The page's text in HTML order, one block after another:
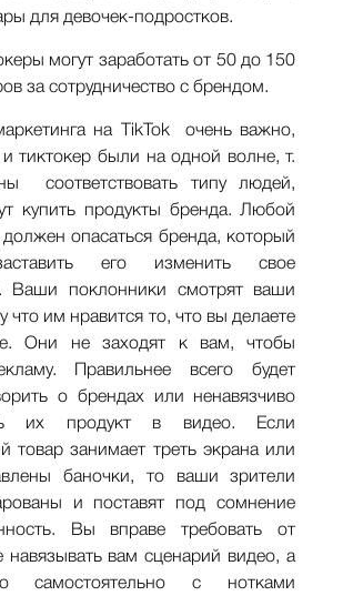
для девочек-подростков.
могут заработать от 50 до 150
за сотрудничество с брендом.
на TikTok очень важно,
тиктокер были на одной волне, т.
соответствовать типу людей,
купить продукты бренда. Любой
опасаться бренда, который
его изменить свое
Ваши поклонники смотрят ваши
что им нравится то, что вы делаете
Они не заходят к вам, чтобы
Правильнее всего будет
о брендах или ненавязчиво
их продукт в видео. Если
товар занимает треть экрана или
баночки, то ваши зрители
и поставят под сомнение
Вы вправе требовать от
навязывать вам сценарий видео, а
самостоятельно с нотками